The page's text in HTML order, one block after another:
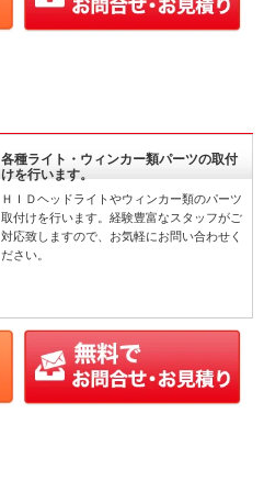
各種ライト・ウィンカー類パーツの取付
けを行います。
ＨＩＤヘッドライトやウィンカー類のパーツ
取付けを行います。経験豊富なスタッフがご
対応致しますので、お気軽にお問い合わせく
ださい。